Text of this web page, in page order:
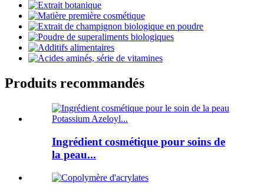
Produits recommandés
Ingrédient cosmétique pour soins de
la peau...